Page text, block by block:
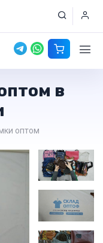
в
оптом